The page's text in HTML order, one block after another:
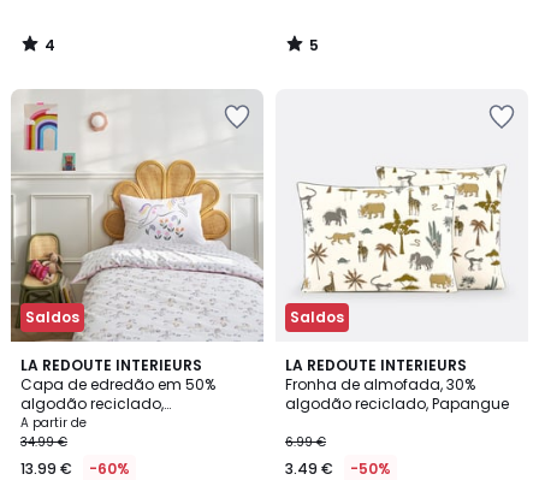
4
/
5
/
Saldos
LA REDOUTE INTERIEURS
Capa de edredão em 50%
algodão reciclado,
estampado com unicórnios,
TAMILA
A partir de
34.99 €
13.99 € -60%
Saldos
LA REDOUTE INTERIEURS
Fronha de almofada, 30%
algodão reciclado, Papangue
6.99 €
3.49 € -50%
4,7
/ 5